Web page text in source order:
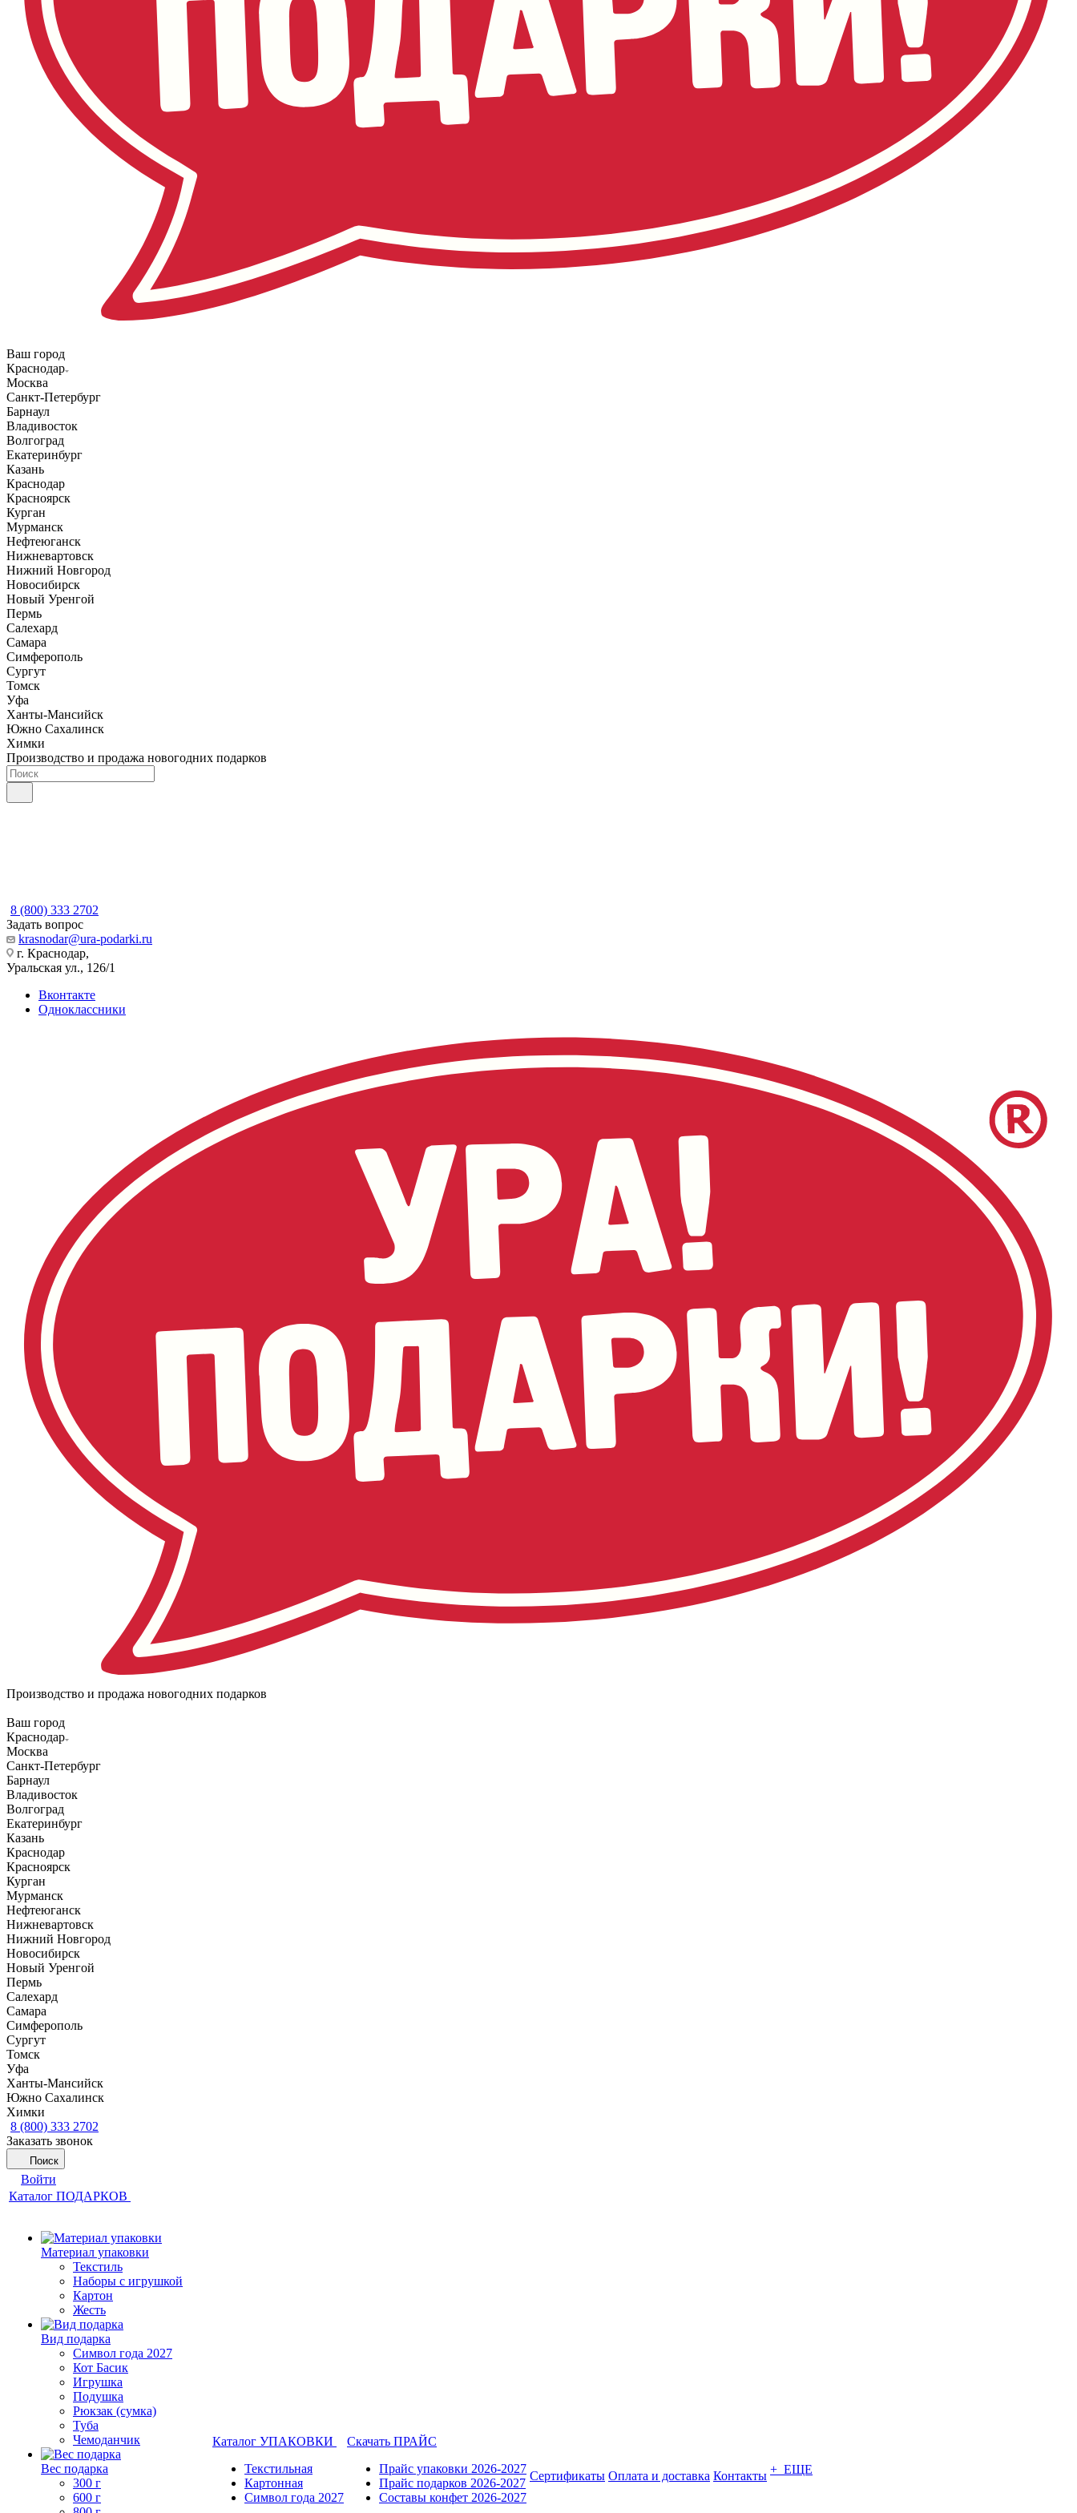
Ваш город
Краснодар
Москва
Санкт-Петербург
Барнаул
Владивосток
Волгоград
Екатеринбург
Казань
Краснодар
Красноярск
Курган
Мурманск
Нефтеюганск
Нижневартовск
Нижний Новгород
Новосибирск
Новый Уренгой
Пермь
Салехард
Самара
Симферополь
Сургут
Томск
Уфа
Ханты-Мансийск
Южно Сахалинск
Химки
Производство и продажа новогодних подарков
8 (800) 333 2702
Задать вопрос
krasnodar@ura-podarki.ru
г. Краснодар,
Уральская ул., 126/1
Вконтакте
Одноклассники
Производство и продажа новогодних подарков
Ваш город
Краснодар
Москва
Санкт-Петербург
Барнаул
Владивосток
Волгоград
Екатеринбург
Казань
Краснодар
Красноярск
Курган
Мурманск
Нефтеюганск
Нижневартовск
Нижний Новгород
Новосибирск
Новый Уренгой
Пермь
Салехард
Самара
Симферополь
Сургут
Томск
Уфа
Ханты-Мансийск
Южно Сахалинск
Химки
8 (800) 333 2702
Заказать звонок
Поиск
Войти
Каталог ПОДАРКОВ
Материал упаковки
Текстиль
Наборы с игрушкой
Картон
Жесть
Вид подарка
Символ года 2027
Кот Басик
Игрушка
Подушка
Рюкзак (сумка)
Туба
Чемоданчик
Вес подарка
300 г
600 г
Каталог УПАКОВКИ
Текстильная
Картонная
Символ года 2027
Скачать ПРАЙС
Прайс упаковки 2026-2027
Прайс подарков 2026-2027
Составы конфет 2026-2027
Сертификаты Оплата и доставка Контакты + ЕЩЕ